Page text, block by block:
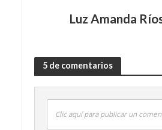
Luz Amanda
5 de comentarios
Clic aquí para publicar un